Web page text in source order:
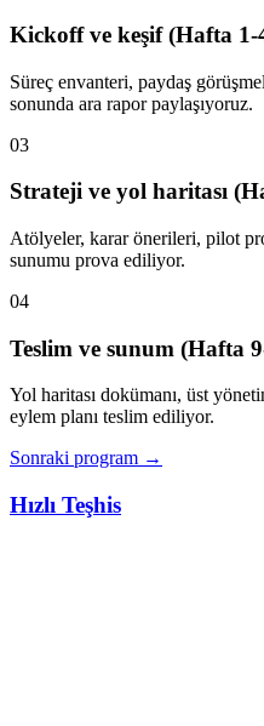
Kickoff ve keşif (Hafta 1-
Süreç envanteri, paydaş
sonunda ara rapor paylaşıyoruz.
03
Strateji ve yol haritası
Atölyeler, karar önerileri, pilot
sunumu prova ediliyor.
04
Teslim ve sunum (Hafta
Yol haritası dokümanı, üst
eylem planı teslim ediliyor.
Sonraki program →
Hızlı Teşhis